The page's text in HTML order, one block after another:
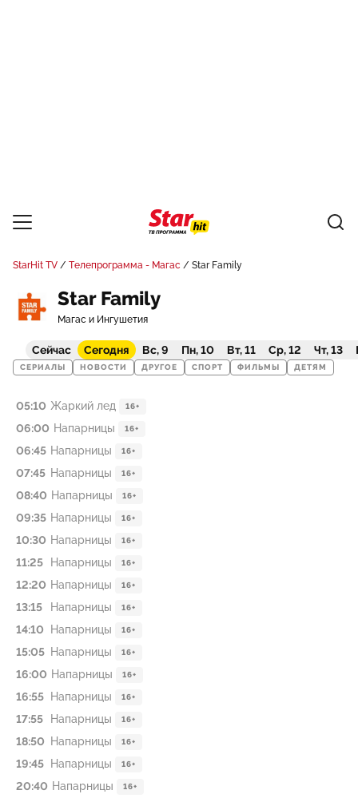
StarHit TV Телепрограмма - Магас Star Family
Star Family
Магас и Ингушетия
Сейчас Сегодня Вс, 9 Пн, 10 Вт, 11 Ср, 12 Чт, 13
СЕРИАЛЫ НОВОСТИ ДРУГОЕ СПОРТ ФИЛЬМЫ ДЕТЯМ
05:10 Жаркий лед 16+
06:00 Напарницы 16+
06:45 Напарницы 16+
07:45 Напарницы 16+
08:40 Напарницы 16+
09:35 Напарницы 16+
10:30 Напарницы 16+
11:25 Напарницы 16+
12:20 Напарницы 16+
13:15 Напарницы 16+
14:10 Напарницы 16+
15:05 Напарницы 16+
16:00 Напарницы 16+
16:55 Напарницы 16+
17:55 Напарницы 16+
18:50 Напарницы 16+
19:45 Напарницы 16+
20:40 Напарницы 16+